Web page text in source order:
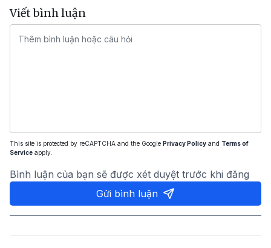
Viết bình luận
This site is protected by reCAPTCHA and the Google Privacy Policy and Terms of
Service apply.
Bình luận của bạn sẽ được xét duyệt trước khi đăng
Gửi bình luận